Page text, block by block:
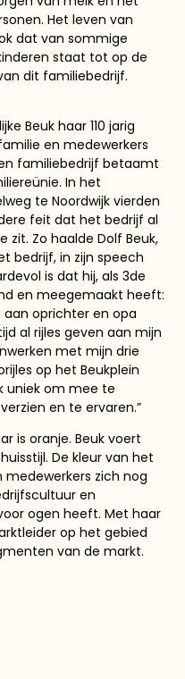
Het leven van
dat van sommige
staat tot op de
dit familiebedrijf.
Beuk haar 110 jarig
en medewerkers
familiebedrijf betaamt
In het
te Noordwijk vierden
feit dat het bedrijf al
zit. Zo haalde Dolf Beuk,
bedrijf, in zijn speech
is dat hij, als 3de
en meegemaakt heeft:
aan oprichter en opa
al rijles geven aan mijn
met mijn drie
op het Beukplein
uniek om mee te
en te ervaren.”
is oranje. Beuk voert
De kleur van het
zich nog
en
ogen heeft. Met haar
op het gebied
van de markt.